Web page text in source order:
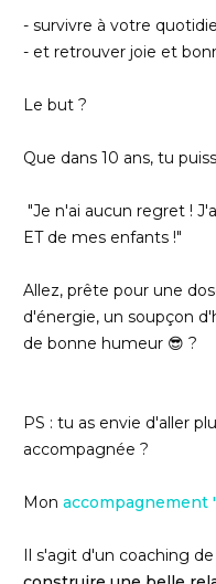
- survivre à votre
- et retrouver joie et
Le but ?
Que dans 10 ans, tu
"Je n'ai aucun regret !
ET de mes enfants !"
Allez, prête pour une
d'énergie, un soupçon
de bonne humeur 😎 ?
PS : tu as envie d'aller
accompagnée ?
Mon accompagnement
Il s'agit d'un coaching